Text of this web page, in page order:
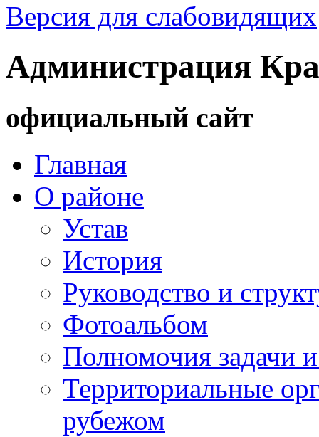
Версия для слабовидящих
Администрация
официальный сайт
Главная
О районе
Устав
История
Руководство и
Фотоальбом
Полномочия задачи
Территориальные
рубежом